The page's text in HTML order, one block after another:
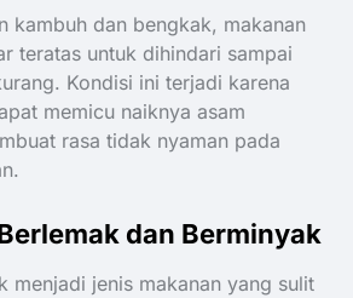
kambuh dan bengkak, makanan
teratas untuk dihindari sampai
Kondisi ini terjadi karena
memicu naiknya asam
rasa tidak nyaman pada
dan Berminyak
menjadi jenis makanan yang sulit